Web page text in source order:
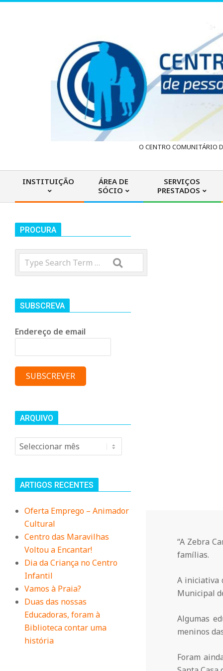
e
n
t
r
o
C
o
m
u
n
i
t
á
r
i
o
O CENTRO COMUNITÁRIO
INSTITUIÇÃO
ÁREA DE
SÓCIO
SERVIÇOS
PRESTADOS
“A Zebra
famílias.
A iniciativa
Municipal
Algumas
meninos
Foram
PROCURA
Search
SUBSCREVA
Endereço de email
ARQUIVO
Arquivo
ARTIGOS RECENTES
Oferta Emprego – Animador
Cultural
Centro das Maravilhas
Voltou a Encantar!
Dia da Criança no Centro
Infantil
Vamos à Praia?
Duas das nossas
Educadoras, foram à
Biblioteca contar uma
história